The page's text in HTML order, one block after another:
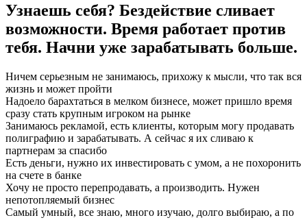
Узнаешь себя? Бездействие сливает
возможности. Время работает против
тебя. Начни уже зарабатывать больше.
Ничем серьезным не занимаюсь, прихожу к мысли, что так вся
жизнь и может пройти
Надоело барахтаться в мелком бизнесе, может пришло время
сразу стать крупным игроком на рынке
Занимаюсь рекламой, есть клиенты, которым могу продавать
полиграфию и зарабатывать. А сейчас я их сливаю к
партнерам за спасибо
Есть деньги, нужно их инвестировать с умом, а не похоронить
на счете в банке
Хочу не просто перепродавать, а производить. Нужен
непотопляемый бизнес
Самый умный, все знаю, много изучаю, долго выбираю, а по